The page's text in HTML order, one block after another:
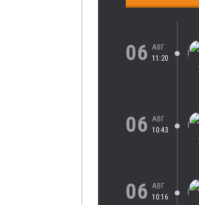
06 АВГ
11:20
06 АВГ
10:43
06 АВГ
10:16